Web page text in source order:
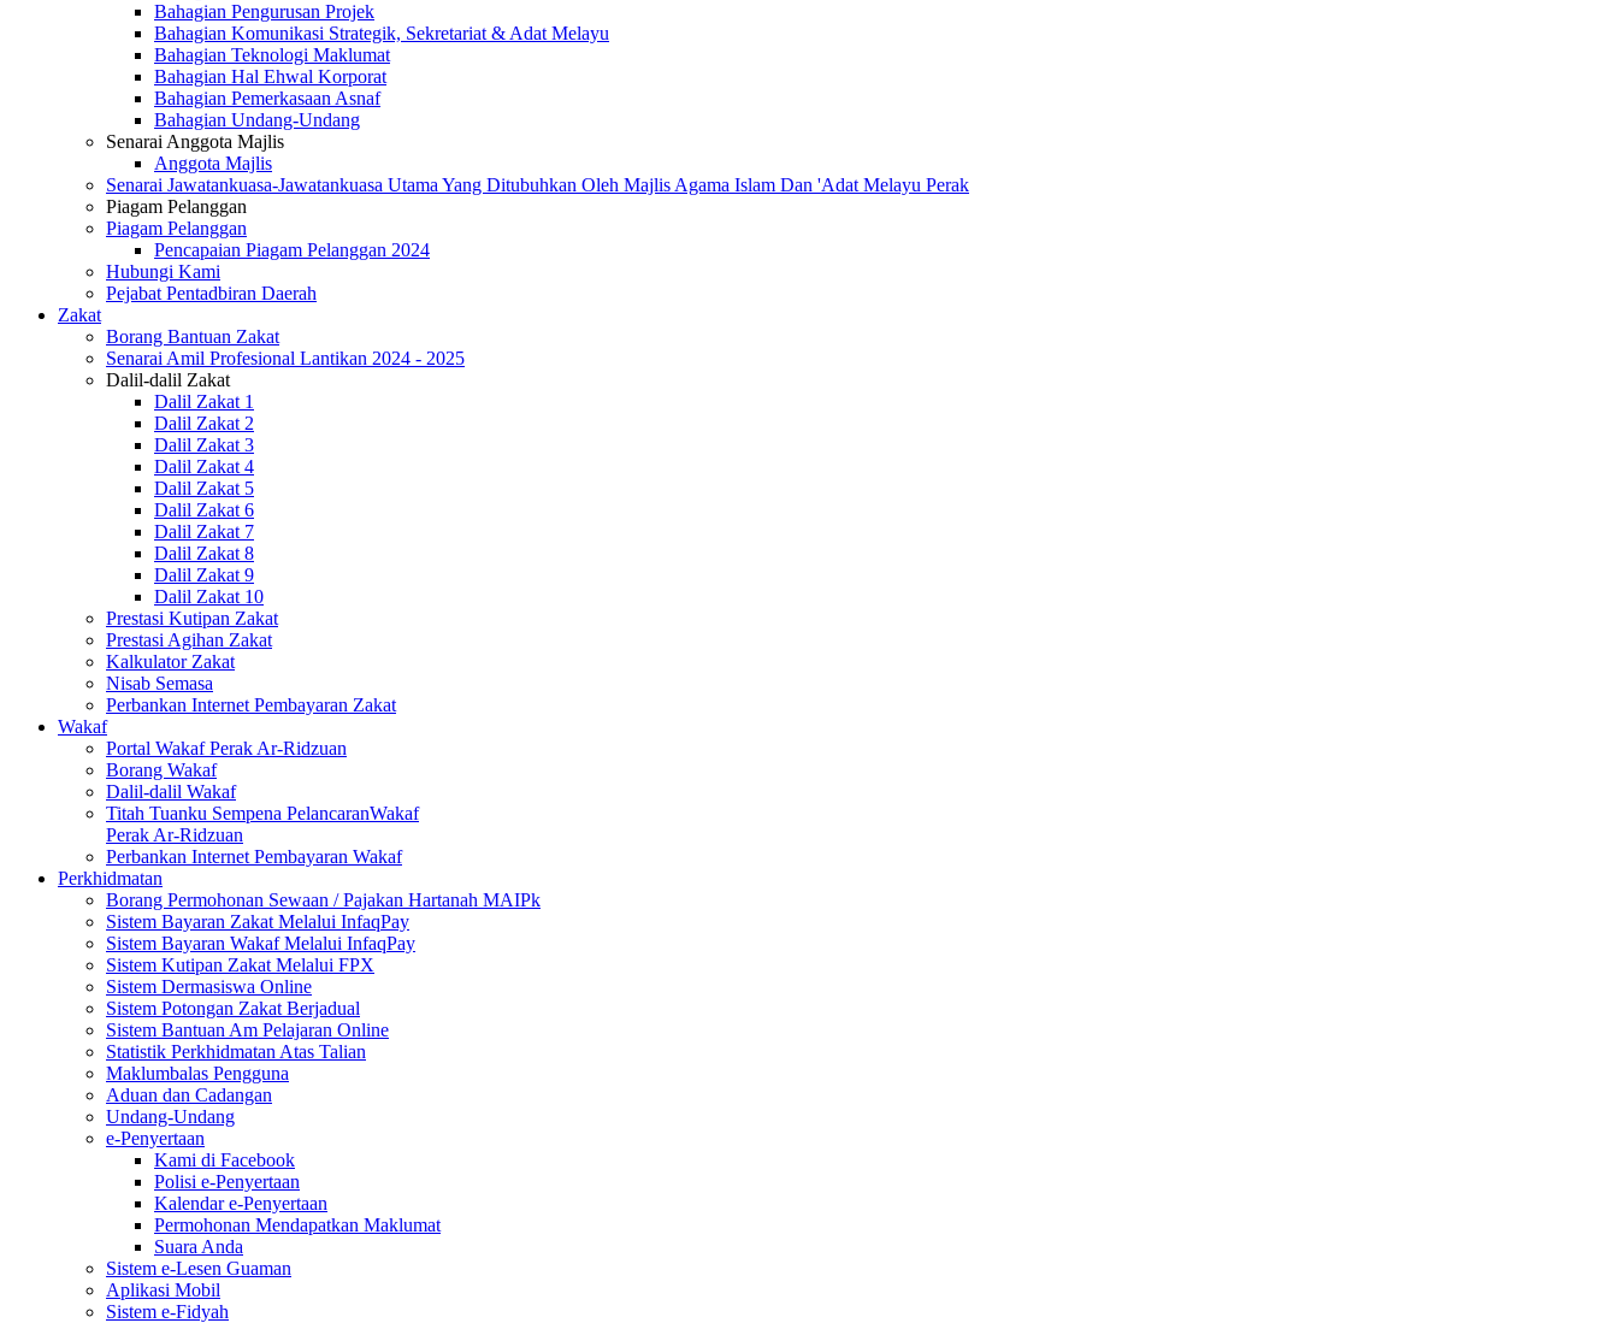
Bahagian Pengurusan Projek
Bahagian Komunikasi Strategik, Sekretariat & Adat Melayu
Bahagian Teknologi Maklumat
Bahagian Hal Ehwal Korporat
Bahagian Pemerkasaan Asnaf
Bahagian Undang-Undang
Senarai Anggota Majlis
Anggota Majlis
Senarai Jawatankuasa-Jawatankuasa Utama Yang Ditubuhkan Oleh Majlis Agama Islam Dan 'Adat Melayu Perak
Piagam Pelanggan
Piagam Pelanggan
Pencapaian Piagam Pelanggan 2024
Hubungi Kami
Pejabat Pentadbiran Daerah
Zakat
Borang Bantuan Zakat
Senarai Amil Profesional Lantikan 2024 - 2025
Dalil-dalil Zakat
Dalil Zakat 1
Dalil Zakat 2
Dalil Zakat 3
Dalil Zakat 4
Dalil Zakat 5
Dalil Zakat 6
Dalil Zakat 7
Dalil Zakat 8
Dalil Zakat 9
Dalil Zakat 10
Prestasi Kutipan Zakat
Prestasi Agihan Zakat
Kalkulator Zakat
Nisab Semasa
Perbankan Internet Pembayaran Zakat
Wakaf
Portal Wakaf Perak Ar-Ridzuan
Borang Wakaf
Dalil-dalil Wakaf
Titah Tuanku Sempena PelancaranWakaf
Perak Ar-Ridzuan
Perbankan Internet Pembayaran Wakaf
Perkhidmatan
Borang Permohonan Sewaan / Pajakan Hartanah MAIPk
Sistem Bayaran Zakat Melalui InfaqPay
Sistem Bayaran Wakaf Melalui InfaqPay
Sistem Kutipan Zakat Melalui FPX
Sistem Dermasiswa Online
Sistem Potongan Zakat Berjadual
Sistem Bantuan Am Pelajaran Online
Statistik Perkhidmatan Atas Talian
Maklumbalas Pengguna
Aduan dan Cadangan
Undang-Undang
e-Penyertaan
Kami di Facebook
Polisi e-Penyertaan
Kalendar e-Penyertaan
Permohonan Mendapatkan Maklumat
Suara Anda
Sistem e-Lesen Guaman
Aplikasi Mobil
Sistem e-Fidyah